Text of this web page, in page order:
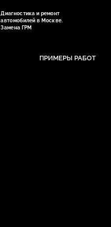
Диагностика и ремонт
автомобилей в Москве.
Замена ГРМ
ПРИМЕРЫ РАБОТ